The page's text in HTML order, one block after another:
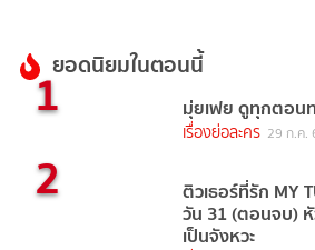
ยอดนิยมในตอนนี้
1 มุ่ยเฟย ดูทุกตอน
เรื่องย่อละคร 29 ก.ค.
2 ติวเธอร์ที่รัก MY
วัน 31 (ตอนจบ)
เป็นจังหวะ